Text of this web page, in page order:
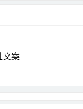
文案